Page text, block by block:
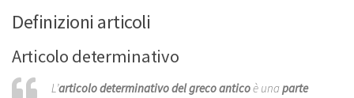
Definizioni articoli
Articolo determinativo
L’articolo determinativo del greco anticoè unaparte